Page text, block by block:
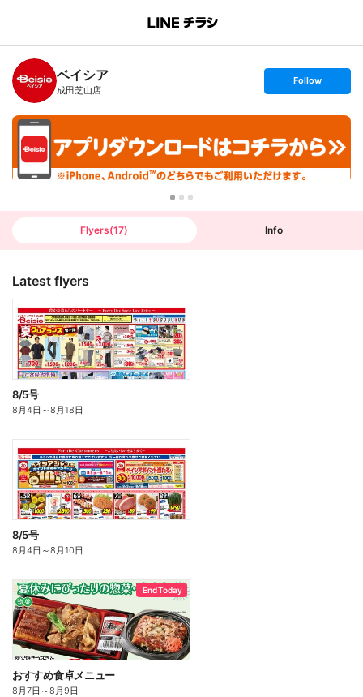
B
n
c
h
T
ベイシア
成田芝山店
s
t
o
o
w
Follow
Flyers(17) Info
Latest flyers
8/5号
8月4日 ～8月18日
8/5号
8月4日 ～8月10日
End Today
おすすめ食卓メニュー
8月7日 ～8月9日